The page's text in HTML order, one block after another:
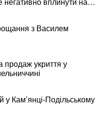
з Василем
укриття у
у Кам’янці-Подільському